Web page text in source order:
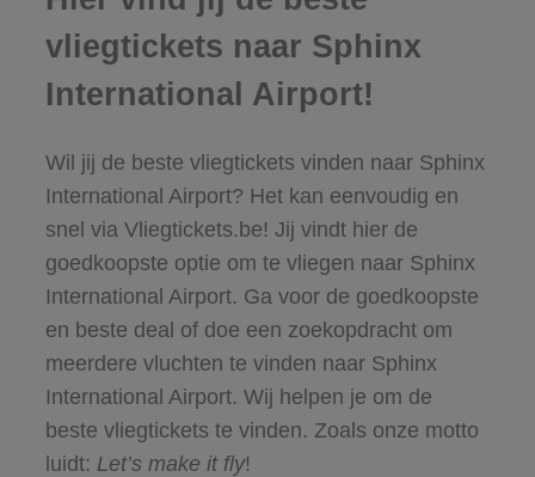
vliegtickets naar Sphinx
International Airport!
Wil jij de beste vliegtickets vinden naar Sphinx
International Airport? Het kan eenvoudig en
snel via Vliegtickets.be! Jij vindt hier de
goedkoopste optie om te vliegen naar Sphinx
International Airport. Ga voor de goedkoopste
en beste deal of doe een zoekopdracht om
meerdere vluchten te vinden naar Sphinx
International Airport. Wij helpen je om de
beste vliegtickets te vinden. Zoals onze motto
luidt: Let’s make it fly!